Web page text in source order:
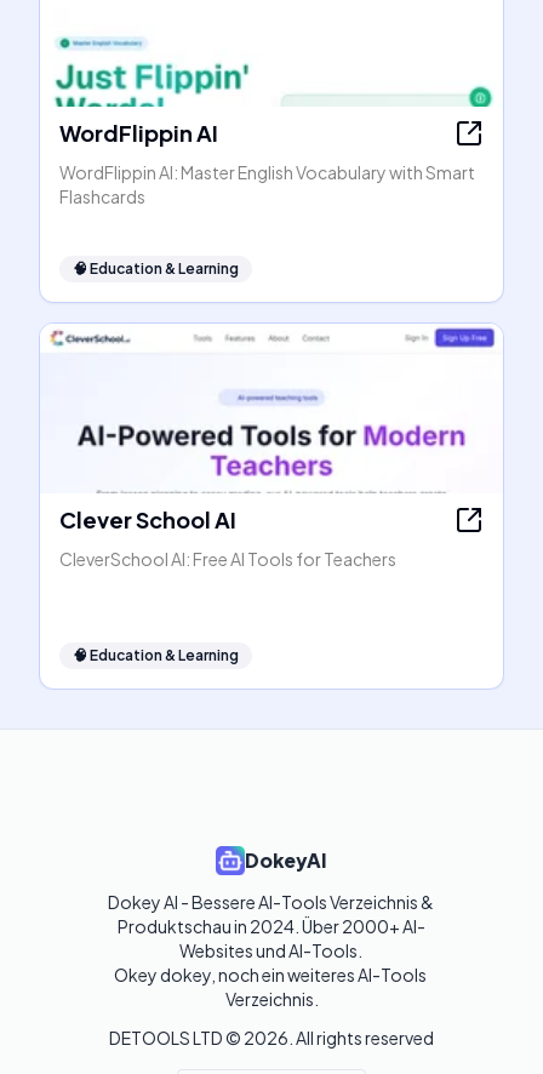
WordFlippin AI
WordFlippin AI: Master English Vocabulary with Smart
Flashcards
🧠 Education & Learning
Clever School AI
CleverSchool AI: Free AI Tools for Teachers
🧠 Education & Learning
DokeyAI
Dokey AI - Bessere AI-Tools Verzeichnis &
Produktschau in 2024. Über 2000+ AI-
Websites und AI-Tools.
Okey dokey, noch ein weiteres AI-Tools
Verzeichnis.
DETOOLS LTD © 2026 . All rights reserved